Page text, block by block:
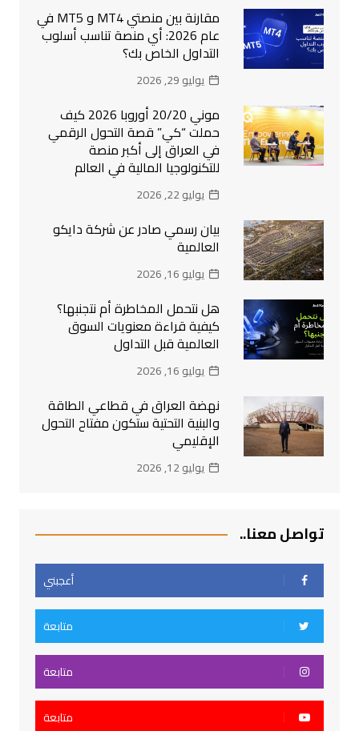
مقارنة بين منصتي MT4 و MT5 في
عام 2026: أي منصة تناسب أسلوب
التداول الخاص بك؟
يوليو 29, 2026
موني 20/20 أوروبا 2026 كيف
حملت “كي” قصة التحول الرقمي
في العراق إلى أكبر منصة
للتكنولوجيا المالية في العالم
يوليو 22, 2026
بيان رسمي صادر عن شركة دايكو
العالمية
يوليو 16, 2026
هل نتحمل المخاطرة أم نتجنبها؟
كيفية قراءة معنويات السوق
العالمية قبل التداول
يوليو 16, 2026
نهضة العراق في قطاعي الطاقة
والبنية التحتية ستكون مفتاح التحول
الإقليمي
يوليو 12, 2026
تواصل معنا..
أعجبني
متابعة
متابعة
متابعة